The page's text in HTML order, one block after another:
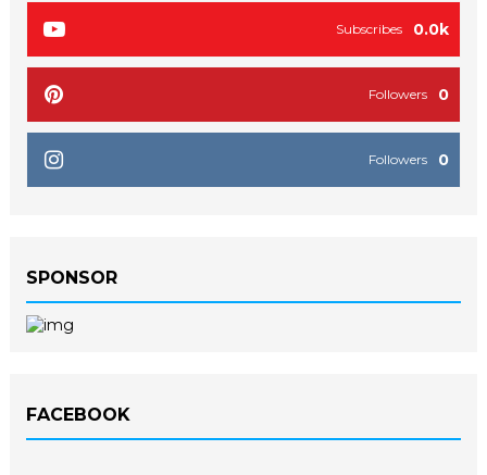
0.0k
Subscribes
0
Followers
0
Followers
SPONSOR
FACEBOOK